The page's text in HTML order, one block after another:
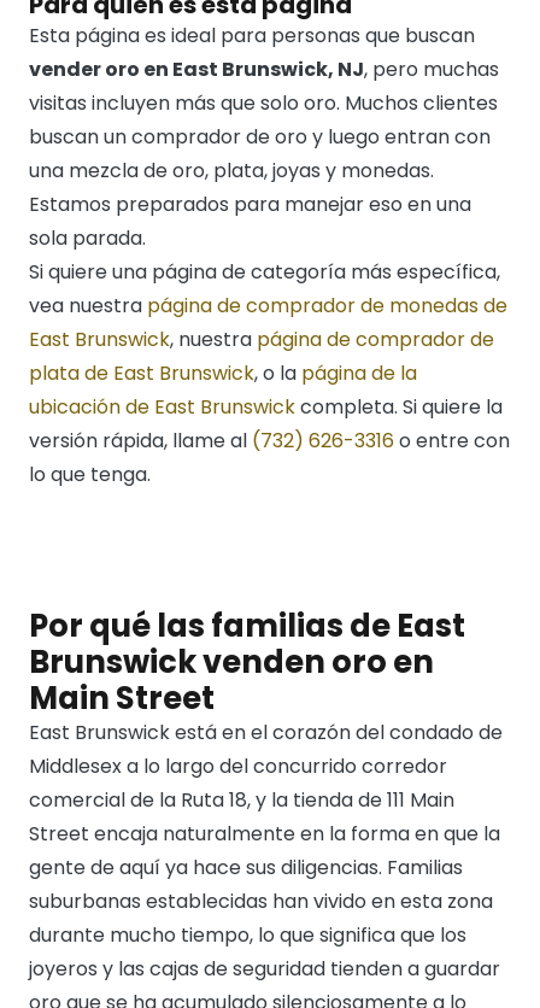
Esta página es ideal para personas que buscan
vender oro en East Brunswick, NJ, pero muchas
visitas incluyen más que solo oro. Muchos clientes
buscan un comprador de oro y luego entran con
una mezcla de oro, plata, joyas y monedas.
Estamos preparados para manejar eso en una
sola parada.
Si quiere una página de categoría más específica,
vea nuestra página de comprador de monedas de
East Brunswick, nuestra página de comprador de
plata de East Brunswick, o la página de la
ubicación de East Brunswickcompleta. Si quiere la
versión rápida, llame al (732) 626-3316o entre con
lo que tenga.
Por qué las familias de East
Brunswick venden oro en
Main Street
East Brunswick está en el corazón del condado de
Middlesex a lo largo del concurrido corredor
comercial de la Ruta 18, y la tienda de 111 Main
Street encaja naturalmente en la forma en que la
gente de aquí ya hace sus diligencias. Familias
suburbanas establecidas han vivido en esta zona
durante mucho tiempo, lo que significa que los
joyeros y las cajas de seguridad tienden a guardar